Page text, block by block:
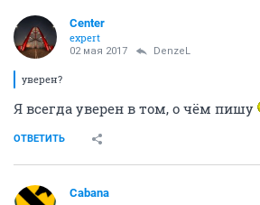
Center
expert
02 мая 2017 DenzeL
уверен?
Я всегда уверен в том, о чём пишу
ОТВЕТИТЬ
Cabana